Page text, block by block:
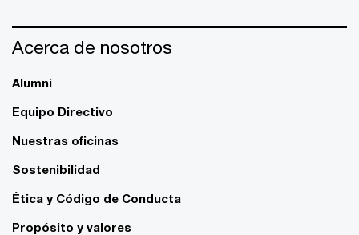
Acerca de nosotros
Alumni
Equipo Directivo
Nuestras oficinas
Sostenibilidad
Ética y Código de Conducta
Propósito y valores